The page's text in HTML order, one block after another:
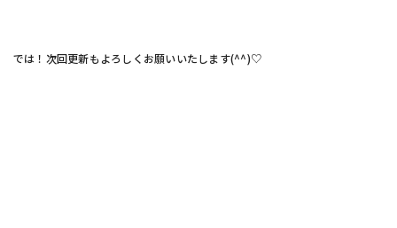
では！次回更新もよろしくお願いいたします(^^)♡